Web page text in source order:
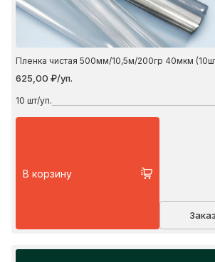
Пленка чистая 500мм/10,5м/200гр 40мкм
625,00 ₽/уп.
10 шт/уп.
В корзину